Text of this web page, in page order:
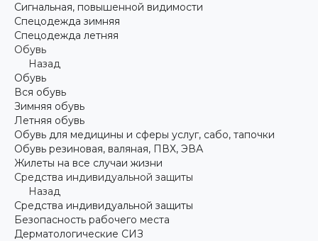
Сигнальная, повышенной видимости
Спецодежда зимняя
Спецодежда летняя
Обувь
Назад
Обувь
Вся обувь
Зимняя обувь
Летняя обувь
Обувь для медицины и сферы услуг, сабо, тапочки
Обувь резиновая, валяная, ПВХ, ЭВА
Жилеты на все случаи жизни
Средства индивидуальной защиты
Назад
Средства индивидуальной защиты
Безопасность рабочего места
Дерматологические СИЗ